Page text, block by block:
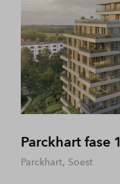
Parckhart fase 1
Parckhart, Soest